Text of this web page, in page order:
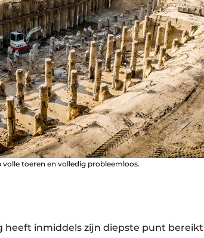
volle toeren en volledig probleemloos.
inmiddels zijn diepste punt